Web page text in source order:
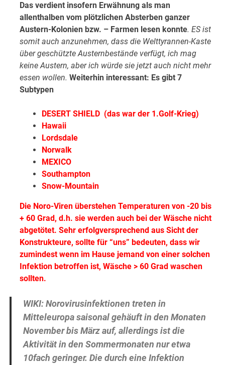
Das verdient insofern Erwähnung als man
allenthalben vom plötzlichen Absterben ganzer
Austern-Kolonien bzw. – Farmen lesen konnte. ES ist
somit auch anzunehmen, dass die Welttyrannen-Kaste
über geschützte Austernbestände verfügt, ich mag
keine Austern, aber ich würde sie jetzt auch nicht mehr
essen wollen.Weiterhin interessant: Es gibt 7
Subtypen
DESERT SHIELD (das war der 1.Golf-Krieg)
Hawaii
Lordsdale
Norwalk
MEXICO
Southampton
Snow-Mountain
Die Noro-Viren überstehen Temperaturen von -20 bis
+ 60 Grad, d.h. sie werden auch bei der Wäsche nicht
abgetötet. Sehr erfolgversprechend aus Sicht der
Konstrukteure, sollte für “uns” bedeuten, dass wir
zumindest wenn im Hause jemand von einer solchen
Infektion betroffen ist, Wäsche > 60 Grad waschen
sollten.
WIKI: Norovirusinfektionen treten in
Mitteleuropa saisonal gehäuft in den Monaten
November bis März auf, allerdings ist die
Aktivität in den Sommermonaten nur etwa
10fach geringer. Die durch eine Infektion